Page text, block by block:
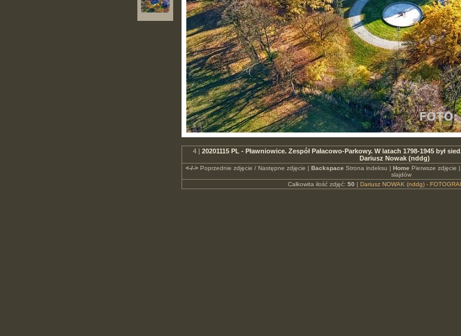
4 | 20201115 PL - Pławniowice. Zespół Pałacowo-Parkowy. W latach 1798-1945 był
Dariusz Nowak (nddg)
<-/->Poprzednie zdjęcie / Następne zdjęcie | Backspace Strona indeksu | Home Pierwsze zdjęcie |
slajdów
Całkowita ilość zdjęć: 50 | Dariusz NOWAK (nddg) -